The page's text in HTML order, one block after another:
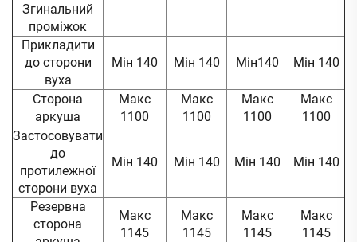
Згинальний
проміжок
Прикладити
до сторони
вуха
Мін 140 Мін 140 Мін140 Мін 140
Сторона
аркуша
Макс
1100
Макс
1100
Макс
1100
Макс
1100
Застосовувати
до
протилежної
сторони вуха
Мін 140 Мін 140 Мін 140 Мін 140
Резервна
сторона
Макс
1145
Макс
1145
Макс
1145
Макс
1145